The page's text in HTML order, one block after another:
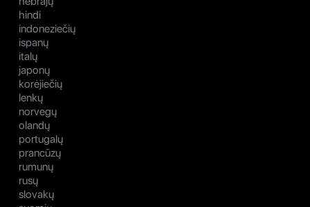
hindi
indoneziečių
ispanų
italų
japonų
korėjiečių
lenkų
norvegų
olandų
portugalų
prancūzų
rumunų
rusų
slovakų